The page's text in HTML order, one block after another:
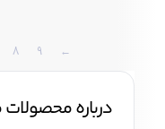
8 9 ←
درباره محصولات